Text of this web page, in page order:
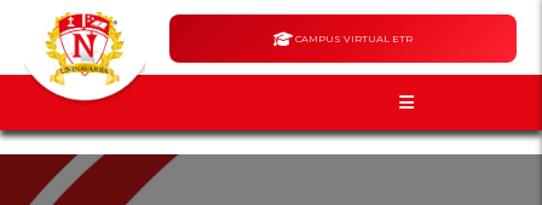
CAMPUS VIRTUAL ETR